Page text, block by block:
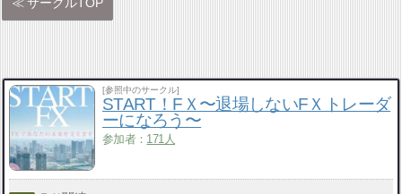
サークルTOP
[参照中のサークル]
START！FＸ〜退場しないFＸトレーダ
ーになろう〜
参加者： 171人